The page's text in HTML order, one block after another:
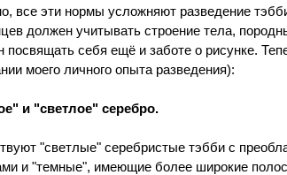
все эти нормы усложняют разведение
должен учитывать строение тела,
посвящать себя ещё и заботе о рисунке.
моего личного опыта разведения):
и "светлое" серебро.
"светлые" серебристые тэбби с
и "темные", имеющие более широкие